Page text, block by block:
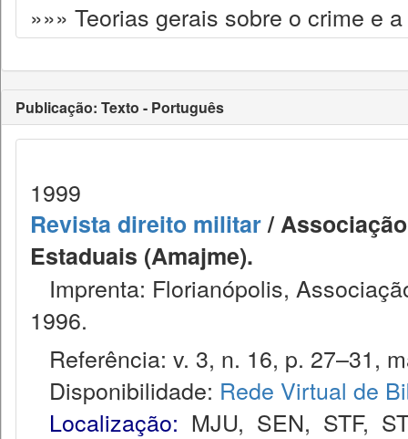
»»» Teorias gerais sobre o crime e
Publicação: Texto - Português
1999
Revista direito militar/
Estaduais (Amajme).
Imprenta: Florianópolis,
1996.
Referência: v. 3, n. 16, p. 27–31,
Disponibilidade: Rede Virtual de
Localização: MJU, SEN, STF,